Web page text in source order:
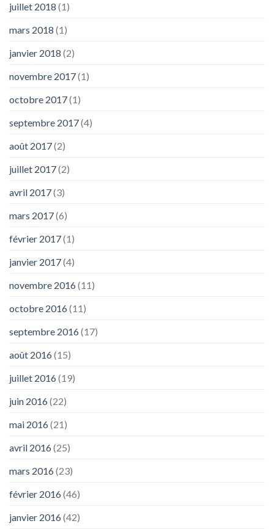
juillet 2018 (1)
mars 2018 (1)
janvier 2018 (2)
novembre 2017(1)
octobre 2017(1)
septembre 2017(4)
août 2017(2)
juillet 2017(2)
avril 2017(3)
mars 2017(6)
février 2017(1)
janvier 2017(4)
novembre 2016(11)
octobre 2016(11)
septembre 2016(17)
août 2016(15)
juillet 2016(19)
juin 2016(22)
mai 2016(21)
avril 2016(25)
mars 2016(23)
février 2016(46)
janvier 2016(42)